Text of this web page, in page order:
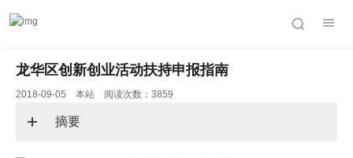
龙华区创新创业活动扶持申报指南
2018-09-05 本站 阅读次数：3859
摘要